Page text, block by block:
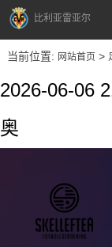
比利亚雷亚尔
当前位置: 网站首页>
2026-06-06
奥